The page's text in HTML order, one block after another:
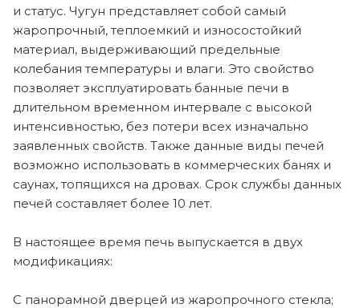
и статус. Чугун представляет собой самый
жаропрочный, теплоемкий и износостойкий
материал, выдерживающий предельные
колебания температуры и влаги. Это свойство
позволяет эксплуатировать банные печи в
длительном временном интервале с высокой
интенсивностью, без потери всех изначально
заявленных свойств. Также данные виды печей
возможно использовать в коммерческих банях и
саунах, топящихся на дровах. Срок службы данных
печей составляет более 10 лет.
В настоящее время печь выпускается в двух
модификациях:
С панорамной дверцей из жаропрочного стекла;